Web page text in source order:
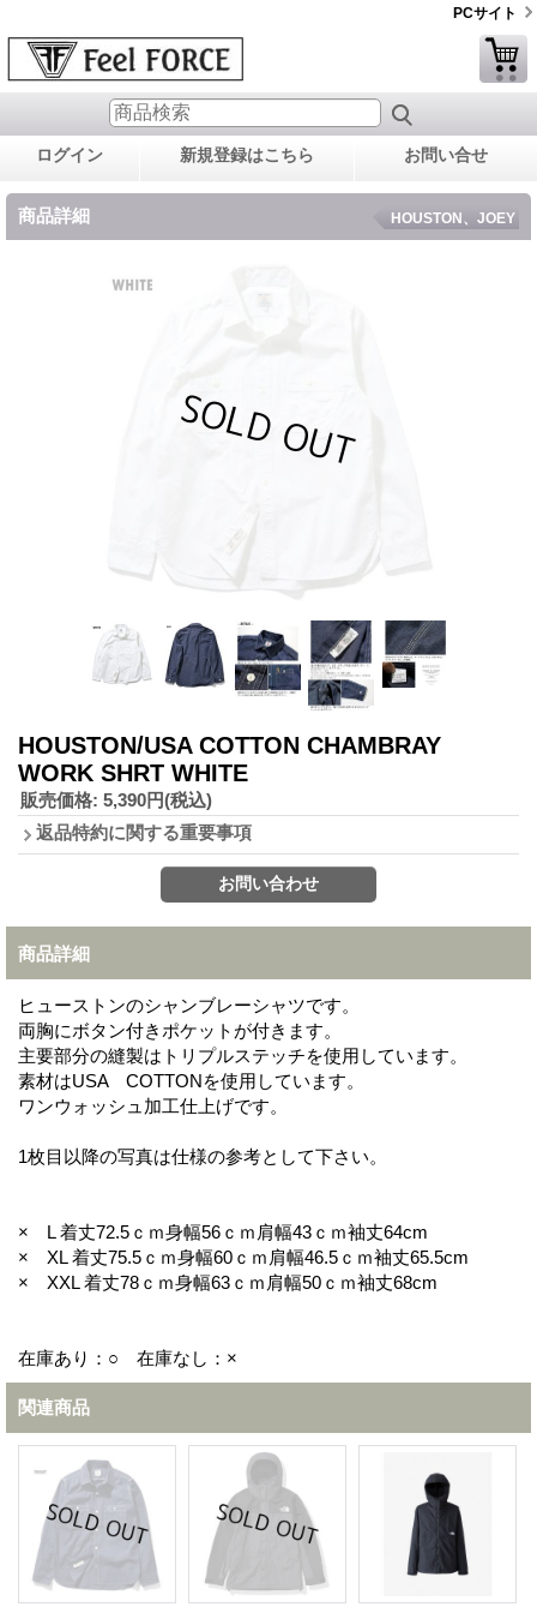
PCサイト
ログイン 新規登録はこちら お問い合せ
商品詳細 HOUSTON、JOEY
HOUSTON/USA COTTON CHAMBRAY
WORK SHRT WHITE
販売価格: 5,390円(税込)
返品特約に関する重要事項
商品詳細
ヒューストンのシャンブレーシャツです。
両胸にボタン付きポケットが付きます。
主要部分の縫製はトリプルステッチを使用しています。
素材はUSA COTTONを使用しています。
ワンウォッシュ加工仕上げです。
1枚目以降の写真は仕様の参考として下さい。
× L 着丈72.5ｃｍ身幅56ｃｍ肩幅43ｃｍ袖丈64cm
× XL 着丈75.5ｃｍ身幅60ｃｍ肩幅46.5ｃｍ袖丈65.5cm
× XXL 着丈78ｃｍ身幅63ｃｍ肩幅50ｃｍ袖丈68cm
在庫あり：○ 在庫なし：×
関連商品